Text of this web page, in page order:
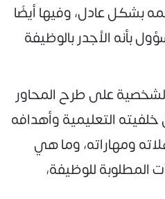
بشكل عادل، وفيها أيضًا
بأنه الأجدر بالوظيفة
على طرح المحاور
التعليمية وأهدافه
ومهاراته، وما هي
المطلوبة للوظيفة،